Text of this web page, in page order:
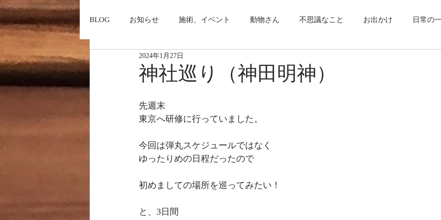
BLOG お知らせ 施術、イベント 動物さん 不思議なこと お出かけ 日常の
神社巡り（神田明神）
2024年1月27日
先週末
東京へ研修に行っていました。
今回は弾丸スケジュールではなく
ゆったりめの日程だったので
初めましての場所を巡ってみたい！
と、3日間